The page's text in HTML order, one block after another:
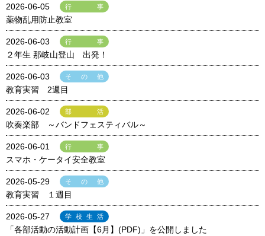
2026-06-05 行事
薬物乱用防止教室
2026-06-03 行事
２年生 那岐山登山 出発！
2026-06-03 その他
教育実習 2週目
2026-06-02 部活
吹奏楽部 ～バンドフェスティバル～
2026-06-01 行事
スマホ・ケータイ安全教室
2026-05-29 その他
教育実習 １週目
2026-05-27 学校生活
「各部活動の活動計画【6月】(PDF)」を公開しました